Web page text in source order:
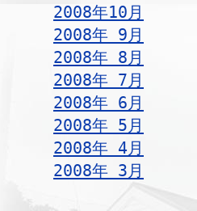
2008年10月
2008年 9月
2008年 8月
2008年 7月
2008年 6月
2008年 5月
2008年 4月
2008年 3月